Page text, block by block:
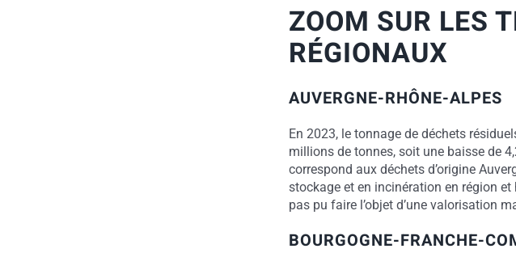
ZOOM SUR LES
RÉGIONAUX
AUVERGNE-RHÔNE-ALPES
En 2023, le tonnage de déchets
millions de tonnes, soit une baisse de
correspond aux déchets d’origine
stockage et en incinération en région et
pas pu faire l’objet d’une valorisation
BOURGOGNE-FRANCHE-